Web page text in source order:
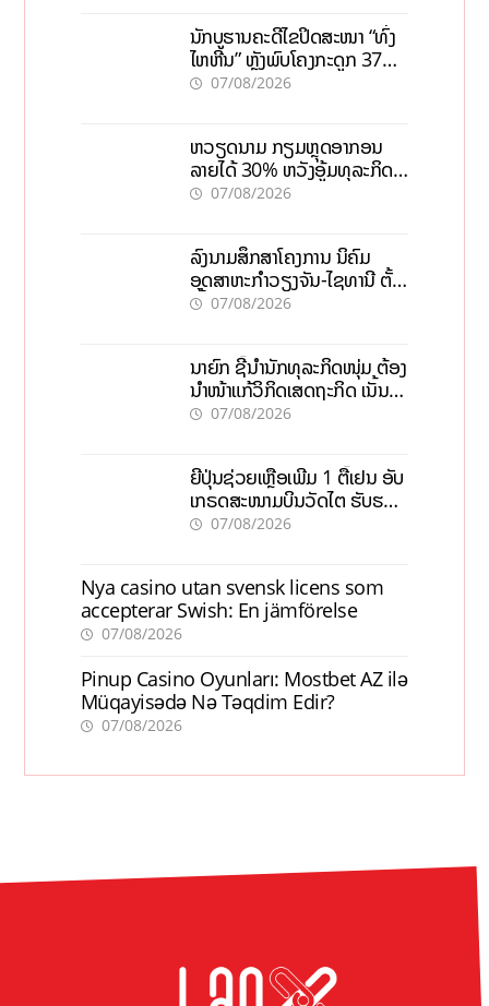
ນັກບູຮານຄະດີໄຂປິດສະໜາ “ທົ່ງ
ໄຫຫີນ” ຫຼັງພົບໂຄງກະດູກ 37
ຄົນໃນຫີນຍັກ
07/08/2026
ຫວຽດນາມ ກຽມຫຼຸດອາກອນ
ລາຍໄດ້ 30% ຫວັງອູ້ມທຸລະກິດ
ຂະໜາດນ້ອຍ ແລະ ຈຸນລະ
07/08/2026
ລົງນາມສຶກສາໂຄງການ ນິຄົມ
ອຸດສາຫະກຳວຽງຈັນ-ໄຊທານີ ຕັ້ງ
ເປົ້າດຶງທຶນ 150 ລ້ານໂດລາ, ສ້າງ
07/08/2026
ນາຍົກ ຊີ້ນຳນັກທຸລະກິດໜຸ່ມ ຕ້ອງ
ນຳໜ້າແກ້ວິກິດເສດຖະກິດ ເນັ້ນດຶງ
ທຶນສາກົນ, ຫັນສູ່ດິຈິຕອນ
07/08/2026
ຍີ່ປຸ່ນຊ່ວຍເຫຼືອເພີ່ມ 1 ຕື້ເຢນ ອັບ
ເກຣດສະໜາມບິນວັດໄຕ ຮັບຮອງ
ການເຕີບໂຕ
07/08/2026
Nya casino utan svensk licens som
accepterar Swish: En jämförelse
07/08/2026
Pinup Casino Oyunları: Mostbet AZ ilə
Müqayisədə Nə Təqdim Edir?
07/08/2026